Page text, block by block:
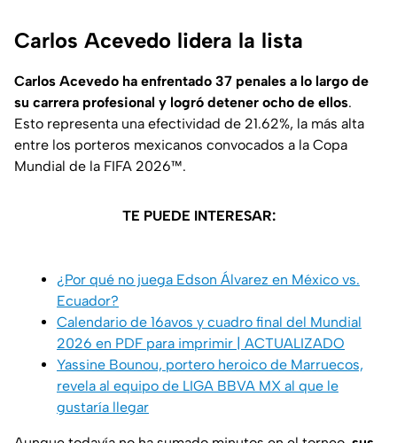
Carlos Acevedo lidera la lista
Carlos Acevedo ha enfrentado 37 penales a lo largo de
su carrera profesional y logró detener ocho de ellos.
Esto representa una efectividad de 21.62%, la más alta
entre los porteros mexicanos convocados a la Copa
Mundial de la FIFA 2026™.
TE PUEDE INTERESAR:
¿Por qué no juega Edson Álvarez en México vs.
Ecuador?
Calendario de 16avos y cuadro final del Mundial
2026 en PDF para imprimir | ACTUALIZADO
Yassine Bounou, portero heroico de Marruecos,
revela al equipo de LIGA BBVA MX al que le
gustaría llegar